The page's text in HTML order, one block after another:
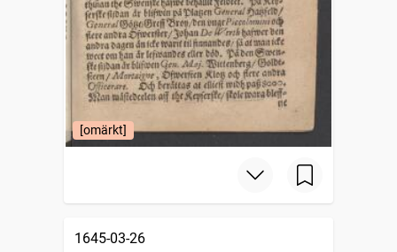
[omärkt]
1645-03-26